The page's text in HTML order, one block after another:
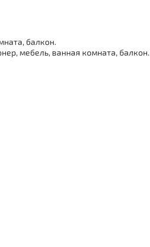
балкон.
мебель, ванная комната, балкон.